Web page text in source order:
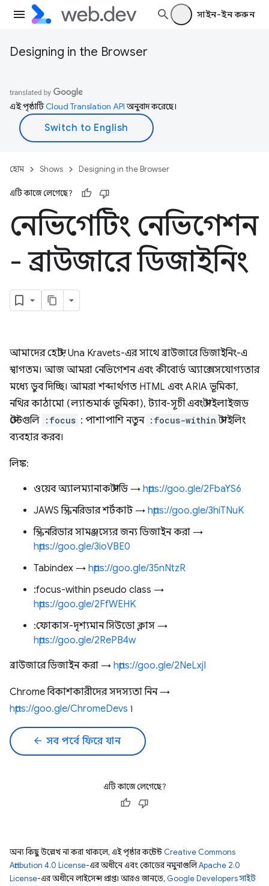
সাইন-ইন করুন
Designing in the Browser
এই পৃষ্ঠাটিCloud Translation APIঅনুবাদ করেছে।
হোম Shows Designing in the Browser
এটি কাজে লেগেছে?
নেভিগেটিং নেভিগেশন
- ব্রাউজারে ডিজাইনিং
আমাদের হোস্ট, Una Kravets-এর সাথে ব্রাউজারে ডিজাইনিং-এ
স্বাগতম। আজ আমরা নেভিগেশন এবং কীবোর্ড অ্যাক্সেসযোগ্যতার
মধ্যে ডুব দিচ্ছি। আমরা শব্দার্থগত HTML এবং ARIA ভূমিকা,
নথির কাঠামো (ল্যান্ডমার্ক ভূমিকা), ট্যাব-সূচী এবং স্টাইলাইজড
স্টেটগুলি :focus : পাশাপাশি নতুন :focus-within স্টাইলিং
ব্যবহার করব।
লিঙ্ক:
ওয়েব অ্যালম্যানাক স্টাডি → https://goo.gle/2FbaYS6
JAWS স্ক্রিনরিডার শর্টকাট → https://goo.gle/3hiTNuK
স্ক্রিনরিডার সামঞ্জস্যের জন্য ডিজাইন করা →
https://goo.gle/3ioVBE0
Tabindex → ​​https://goo.gle/35nNtzR
:focus-within pseudo class →
https://goo.gle/2FfWEHK
:ফোকাস-দৃশ্যমান সিউডো ক্লাস →
https://goo.gle/2RePB4w
ব্রাউজারে ডিজাইন করা → https://goo.gle/2NeLxjI
Chrome বিকাশকারীদের সদস্যতা নিন →
https://goo.gle/ChromeDevs ৷
arrow_back সব পর্বে ফিরে যান
এটি কাজে লেগেছে?
অন্য কিছু উল্লেখ না করা থাকলে, এই পৃষ্ঠার কন্টেন্ট Creative Commons
Attribution 4.0 License-এর অধীনে এবং কোডের নমুনাগুলিApache 2.0
License-এর অধীনে লাইসেন্স প্রাপ্ত। আরও জানতে, Google Developers সাইট